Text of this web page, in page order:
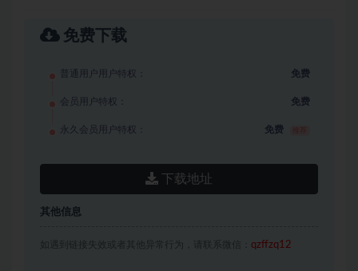
免费下载
普通用户用户特权： 免费
会员用户特权： 免费
永久会员用户特权： 免费
下载地址
其他信息
如遇到链接失效或者其他异常行为，请联系微信： qzffzq12